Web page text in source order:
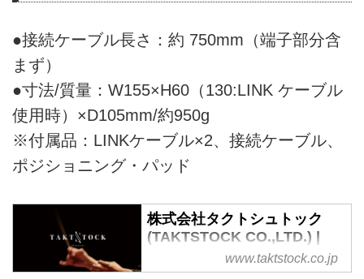
●接続ケーブル長さ：約 750mm（端子部分含
まず）
●寸法/質量：W155×H60（130:LINK ケーブル
使用時）×D105mm/約950g
※付属品：LINKケーブル×2、接続ケーブル、
ポジショニング・パッド
株式会社タクトシュトック
(TAKTSTOCK CO.,LTD.) |
Walk with warm Heart
www.taktstock.co.jp